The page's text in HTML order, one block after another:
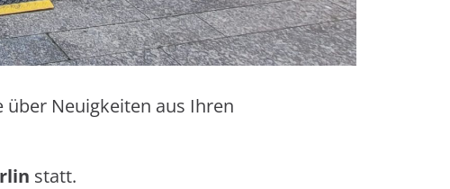
über Neuigkeiten aus Ihren
statt.